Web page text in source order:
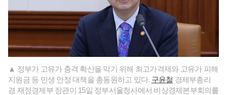
▲ 정부가 고유가 충격 확산을 막기 위해 최고가격제와 고유가 피해
지원금 등 민생 안정 대책을 총동원하고 있다. 구윤철 경제부총리
겸 재정경제부 장관이 15일 정부서울청사에서 비상경제본부회의를